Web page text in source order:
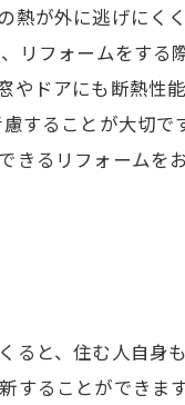
熱が外に逃げにく
リフォームをする
やドアにも断熱性
することが大切で
きるリフォームを
ると、住む人自身
することができま